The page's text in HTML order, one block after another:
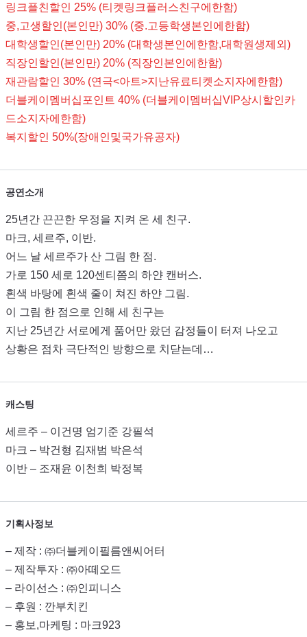
링크플친할인 25% (티켓링크플러스친구에한함)
중,고생할인(본인만) 30% (중.고등학생본인에한함)
대학생할인(본인만) 20% (대학생본인에한함,대학원생제외)
직장인할인(본인만) 20% (직장인본인에한함)
재관람할인 30% (연극<아트>지난유료티켓소지자에한함)
더블케이멤버십포인트 40% (더블케이멤버십VIP상시할인카
드소지자에한함)
복지할인 50%(장애인및국가유공자)
공연소개
25년간 끈끈한 우정을 지켜 온 세 친구.
마크, 세르주, 이반.
어느 날 세르주가 산 그림 한 점.
가로 150 세로 120센티쯤의 하얀 캔버스.
흰색 바탕에 흰색 줄이 쳐진 하얀 그림.
이 그림 한 점으로 인해 세 친구는
지난 25년간 서로에게 품어만 왔던 감정들이 터져 나오고
상황은 점차 극단적인 방향으로 치닫는데…
캐스팅
세르주 – 이건명 엄기준 강필석
마크 – 박건형 김재범 박은석
이반 – 조재윤 이천희 박정복
기획사정보
– 제작 : ㈜더블케이필름앤씨어터
– 제작투자 : ㈜아떼오드
– 라이선스 : ㈜인피니스
– 후원 : 깐부치킨
– 홍보,마케팅 : 마크923